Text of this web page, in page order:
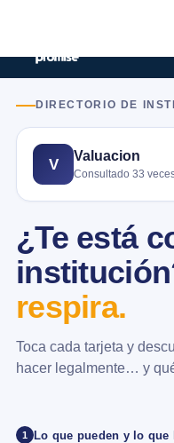
DIRECTORIO DE
V
Valuacion
Consultado 33
¿Te está
respira.
Toca cada tarjeta y
hacer legalmente… y
1 Lo que pueden y lo que